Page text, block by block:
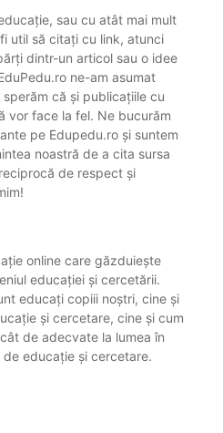
sau cu atât mai mult
util să citați cu link, atunci
dintr-un articol sau o idee
ne-am asumat
că și publicațiile cu
vor face la fel. Ne bucurăm
pe Edupedu.ro și suntem
noastră de a cita sursa
de respect și
online care găzduiește
educației și cercetării.
educați copiii noștri, cine și
și cercetare, cine și cum
de adecvate la lumea în
educație și cercetare.